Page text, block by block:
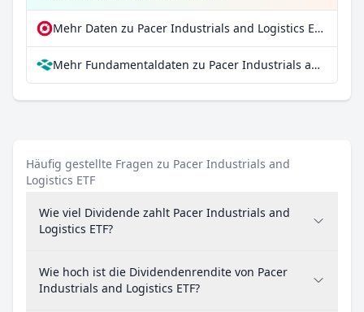
Mehr Daten zu Pacer Industrials and Logistics ETF bei extraETF
Mehr Fundamentaldaten zu Pacer Industrials and Logistics ETF bei Parqet
Häufig gestellte Fragen zu Pacer Industrials and
Logistics ETF
Wie viel Dividende zahlt Pacer Industrials and
Logistics ETF?
Wie hoch ist die Dividendenrendite von Pacer
Industrials and Logistics ETF?